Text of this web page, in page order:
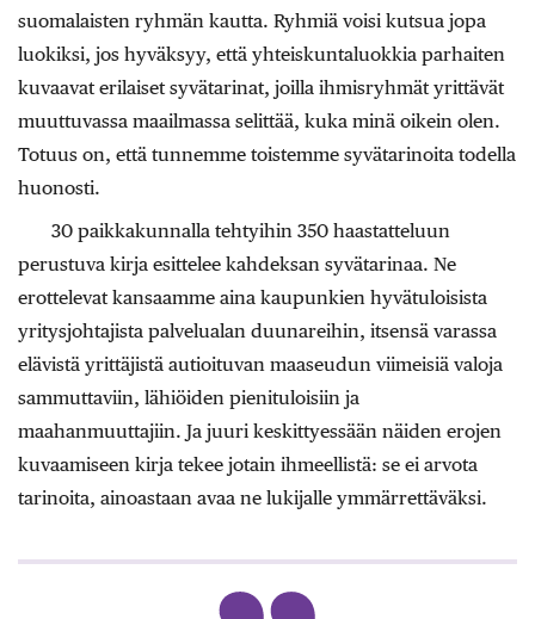
suomalaisten ryhmän kautta. Ryhmiä voisi kutsua jopa
luokiksi, jos hyväksyy, että yhteiskuntaluokkia parhaiten
kuvaavat erilaiset syvätarinat, joilla ihmisryhmät yrittävät
muuttuvassa maailmassa selittää, kuka minä oikein olen.
Totuus on, että tunnemme toistemme syvätarinoita todella
huonosti.
30 paikkakunnalla tehtyihin 350 haastatteluun
perustuva kirja esittelee kahdeksan syvätarinaa. Ne
erottelevat kansaamme aina kaupunkien hyvätuloisista
yritysjohtajista palvelualan duunareihin, itsensä varassa
elävistä yrittäjistä autioituvan maaseudun viimeisiä valoja
sammuttaviin, lähiöiden pienituloisiin ja
maahanmuuttajiin. Ja juuri keskittyessään näiden erojen
kuvaamiseen kirja tekee jotain ihmeellistä: se ei arvota
tarinoita, ainoastaan avaa ne lukijalle ymmärrettäväksi.